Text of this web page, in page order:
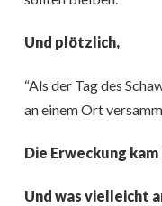
Und plötzlich,
“Als der Tag des
an einem Ort
Die Erweckung
Und was vielleicht